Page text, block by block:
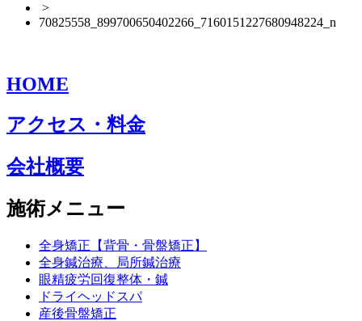
>
70825558_899700650402266_7160151227680948224_n
HOME
アクセス・料金
会社概要
施術メニュー
全身矯正【背骨・骨盤矯正】
全身鍼治療、局所鍼治療
眼精疲労回復整体・鍼
ドライヘッドスパ
産後骨盤矯正